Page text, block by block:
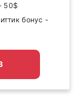
50$
бонус -